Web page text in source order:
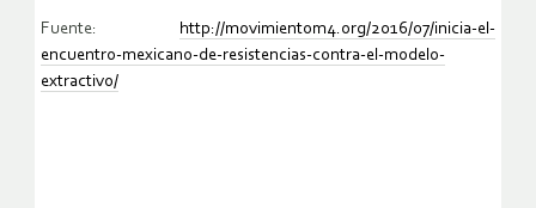
Fuente:
http://movimientom4.org/2016/07/inicia-el-
encuentro-mexicano-de-resistencias-contra-el-modelo-
extractivo/